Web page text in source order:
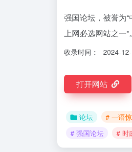
强国论坛，被誉为
上网必选网站之一”。
收录时间： 2024-
打开网站
论坛 # 一语
# 强国论坛
# 时